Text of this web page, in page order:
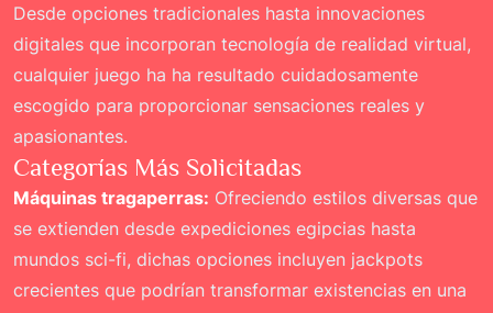
Desde opciones tradicionales hasta innovaciones
digitales que incorporan tecnología de realidad virtual,
cualquier juego ha ha resultado cuidadosamente
escogido para proporcionar sensaciones reales y
apasionantes.
Categorías Más Solicitadas
Máquinas tragaperras: Ofreciendo estilos diversas que
se extienden desde expediciones egipcias hasta
mundos sci-fi, dichas opciones incluyen jackpots
crecientes que podrían transformar existencias en una